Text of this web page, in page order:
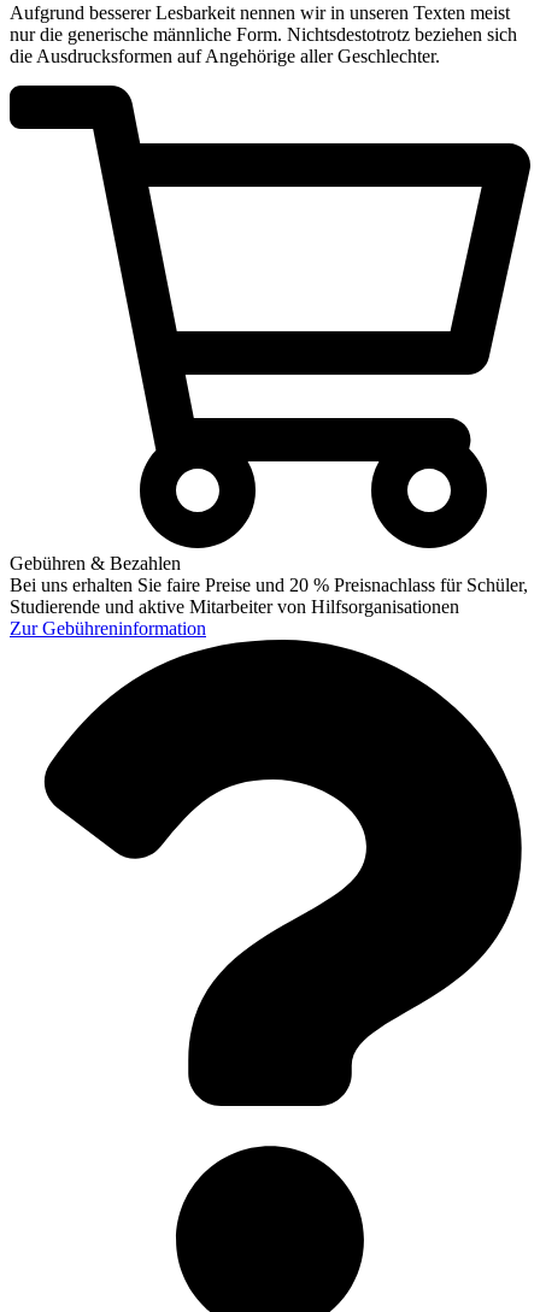
Aufgrund besserer Lesbarkeit nennen wir in unseren Texten meist
nur die generische männliche Form. Nichtsdestotrotz beziehen sich
die Ausdrucksformen auf Angehörige aller Geschlechter.
Gebühren & Bezahlen
Bei uns erhalten Sie faire Preise und 20 % Preisnachlass für Schüler,
Studierende und aktive Mitarbeiter von Hilfsorganisationen
ZurGebühreninformation